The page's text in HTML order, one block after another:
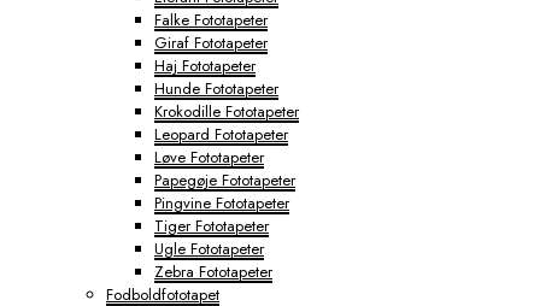
Falke Fototapeter
Giraf Fototapeter
Haj Fototapeter
Hunde Fototapeter
Krokodille Fototapeter
Leopard Fototapeter
Løve Fototapeter
Papegøje Fototapeter
Pingvine Fototapeter
Tiger Fototapeter
Ugle Fototapeter
Zebra Fototapeter
Fodboldfototapet